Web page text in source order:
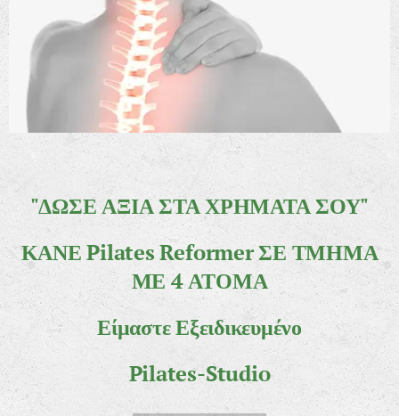
"ΔΩΣΕΑΞΙΑ ΣΤΑ ΧΡΗΜΑΤΑ ΣΟΥ"
ΚΑΝΕ Pilates Reformer ΣΕ ΤΜΗΜΑ
ΜΕ 4 ΑΤΟΜΑ
Είμαστε Εξειδικευμένο
Pilates-Studio